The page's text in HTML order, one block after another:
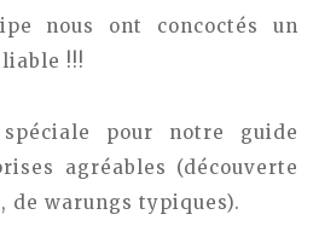
nous ont concoctés un
!!!
pour notre guide
agréables (découverte
de warungs typiques).